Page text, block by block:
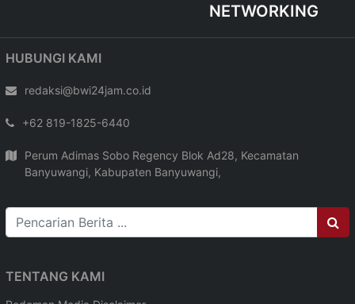
NETWORKING
HUBUNGI KAMI
redaksi@bwi24jam.co.id
+62 819-1825-6440
Perum Adimas Sobo Regency Blok Ad28, Kecamatan
Banyuwangi, Kabupaten Banyuwangi,
TENTANG KAMI